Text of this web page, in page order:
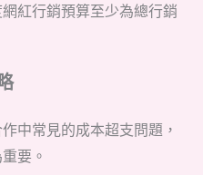
紅行銷預算至少為總行銷
中常見的成本超支問題，
要。